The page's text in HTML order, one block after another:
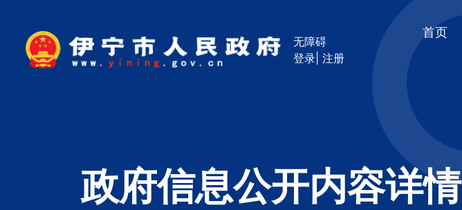
无障碍
登录 |注册
首页
政府信息公开内容详情